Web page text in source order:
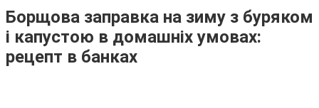
Борщова заправка на зиму з буряком
і капустою в домашніх умовах:
рецепт в банках